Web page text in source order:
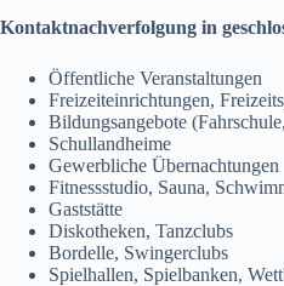
Kontaktnachverfolgung in
Öffentliche Veranstaltungen
Freizeiteinrichtungen,
Bildungsangebote
Schullandheime
Gewerbliche Übernachtungen
Fitnessstudio, Sauna,
Gaststätte
Diskotheken, Tanzclubs
Bordelle, Swingerclubs
Spielhallen, Spielbanken,